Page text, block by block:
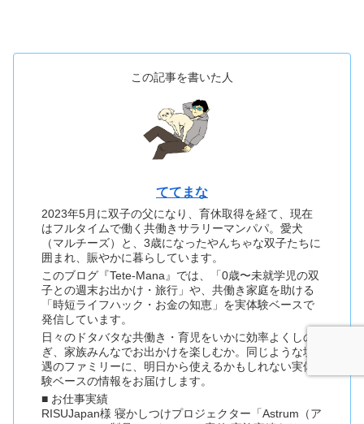
この記事を書いた人
ててまな
2023年5月に双子の父になり、育休取得を経て、現在
はフルタイムで働く共働きサラリーマンパパ。愛犬
（マルチーズ）と、3歳になったやんちゃな双子たちに
囲まれ、賑やかに暮らしています。
このブログ『Tete-Mana』では、「0歳〜未就学児の双
子との週末お出かけ・旅行」や、共働き家庭を助ける
「時短ライフハック・お金の知恵」を実体験ベースで
発信しています。
日々のドタバタな共働き・育児をいかに効率よくしの
ぎ、家族みんなでお出かけを楽しむか。同じような境
遇のファミリーに、明日から使えるかもしれない実体
験ベースの情報をお届けします。
■ お仕事実績
RISUJapan様 寝かしつけプロジェクター「Astrum（ア